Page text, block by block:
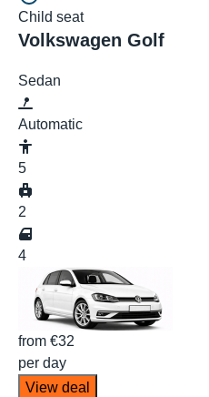
Child seat
Volkswagen Golf
Sedan
Automatic
5
2
4
from €32
per day
View deal